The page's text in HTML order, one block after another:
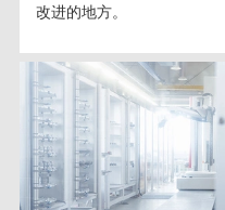
改进的地方。